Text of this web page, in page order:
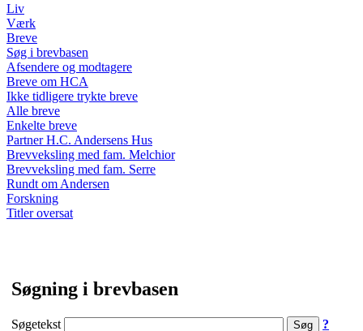
Liv
Værk
Breve
Søg i brevbasen
Afsendere og modtagere
Breve om HCA
Ikke tidligere trykte breve
Alle breve
Enkelte breve
Partner H.C. Andersens Hus
Brevveksling med fam. Melchior
Brevveksling med fam. Serre
Rundt om Andersen
Forskning
Titler oversat
Søgning i brevbasen
Søgetekst ?